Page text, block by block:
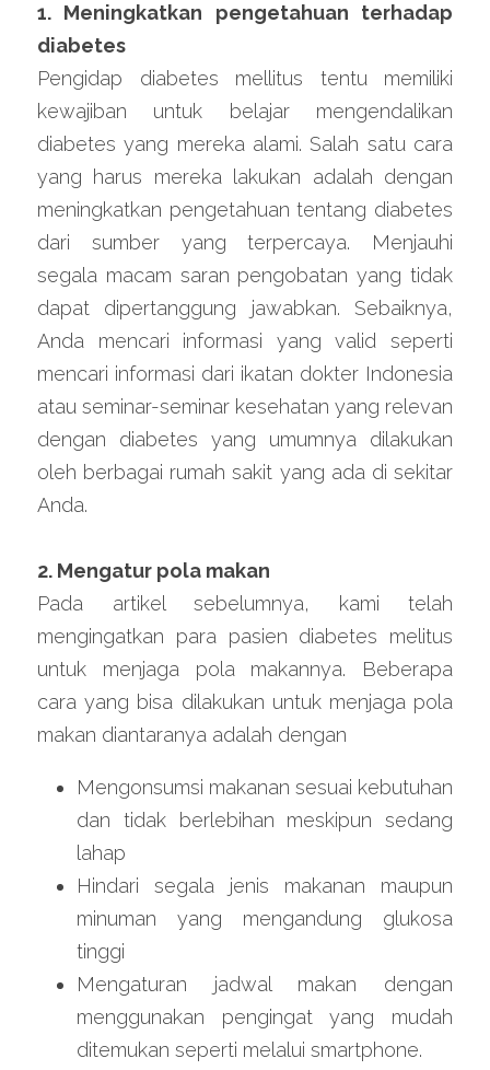
1. Meningkatkan pengetahuan terhadap
diabetes
Pengidap diabetes mellitus tentu memiliki
kewajiban untuk belajar mengendalikan
diabetes yang mereka alami. Salah satu cara
yang harus mereka lakukan adalah dengan
meningkatkan pengetahuan tentang diabetes
dari sumber yang terpercaya. Menjauhi
segala macam saran pengobatan yang tidak
dapat dipertanggung jawabkan. Sebaiknya,
Anda mencari informasi yang valid seperti
mencari informasi dari ikatan dokter Indonesia
atau seminar-seminar kesehatan yang relevan
dengan diabetes yang umumnya dilakukan
oleh berbagai rumah sakit yang ada di sekitar
Anda.
2. Mengatur pola makan
Pada artikel sebelumnya, kami telah
mengingatkan para pasien diabetes melitus
untuk menjaga pola makannya. Beberapa
cara yang bisa dilakukan untuk menjaga pola
makan diantaranya adalah dengan
Mengonsumsi makanan sesuai kebutuhan
dan tidak berlebihan meskipun sedang
lahap
Hindari segala jenis makanan maupun
minuman yang mengandung glukosa
tinggi
Mengaturan jadwal makan dengan
menggunakan pengingat yang mudah
ditemukan seperti melalui smartphone.